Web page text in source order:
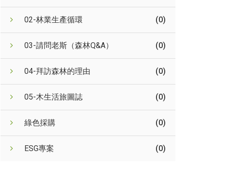
02-林業生產循環 (0)
03-請問老斯（森林Q&A） (0)
04-拜訪森林的理由 (0)
05-木生活旅圖誌 (0)
綠色採購 (0)
ESG專案 (0)